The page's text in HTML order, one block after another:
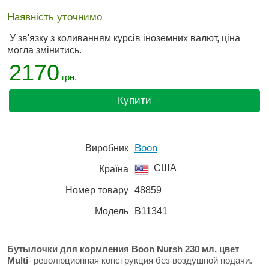
Наявність уточнимо
У зв'язку з коливанням курсів іноземних валют, ціна
могла змінитись.
2170 грн.
Купити
Виробник Boon
Країна США
Номер товару 48859
Модель B11341
Бутылочки для кормления Boon Nursh 230 мл, цвет
Multi- революционная конструкция без воздушной подачи.